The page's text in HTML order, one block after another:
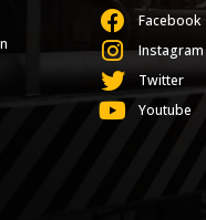
Facebook
Instagram
Twitter
Youtube